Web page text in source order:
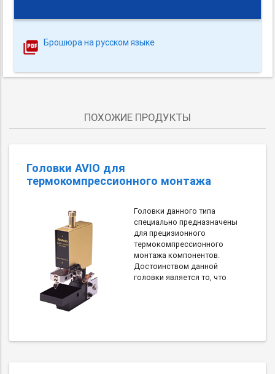
Брошюра на русском языке
ПОХОЖИЕ ПРОДУКТЫ
Головки AVIO для
термокомпрессионного монтажа
Головки данного типа
специально предназначены
для прецизионного
термокомпрессионного
монтажа компонентов.
Достоинством данной
головки является то, что